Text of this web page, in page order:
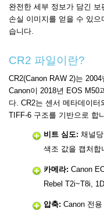
완전한 세부 정보가 담긴
손실 이미지를 얻을 수 있
습니다.
CR2 파일이란?
CR2(Canon RAW 2)는
Canon이 2018년 EOS M50
다. CR2는 센서 메타데이터
TIFF-6 구조를 기반으로 합
비트 심도: 채널
색조 값을 캡처합
카메라: Canon
Rebel T2i~T8i,
압축: Canon 전